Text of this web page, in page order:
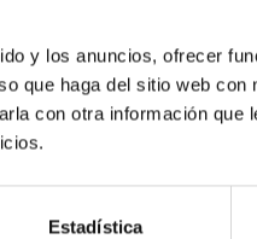
y los anuncios, ofrecer
que haga del sitio web con
con otra información que
Estadística
the University of La
Bethencourt, together with
at the ULL
intriguing objects in
and therefore invisible to